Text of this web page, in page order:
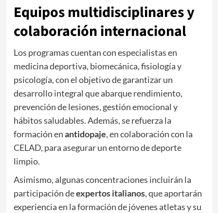
Equipos multidisciplinares y
colaboración internacional
Los programas cuentan con especialistas en
medicina deportiva, biomecánica, fisiología y
psicología, con el objetivo de garantizar un
desarrollo integral que abarque rendimiento,
prevención de lesiones, gestión emocional y
hábitos saludables. Además, se refuerza la
formación enantidopaje, en colaboración con la
CELAD, para asegurar un entorno de deporte
limpio.
Asimismo, algunas concentraciones incluirán la
participación deexpertos italianos, que aportarán
experiencia en la formación de jóvenes atletas y su